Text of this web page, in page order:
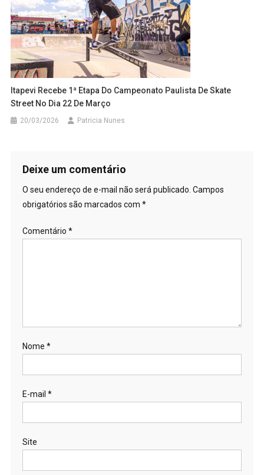
Itapevi Recebe 1ª Etapa Do Campeonato Paulista De Skate
Street No Dia 22 De Março
20/03/2026 Patricia Nunes
Deixe um comentário
O seu endereço de e-mail não será publicado. Campos
obrigatórios são marcados com *
Comentário *
Nome *
E-mail *
Site